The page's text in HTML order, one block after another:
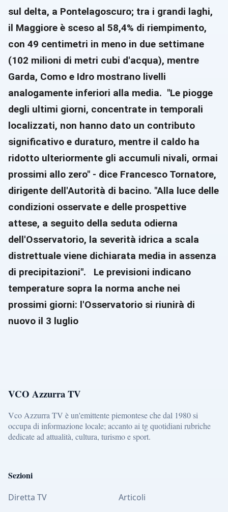
sul delta, a Pontelagoscuro; tra i grandi laghi,
il Maggiore è sceso al 58,4% di riempimento,
con 49 centimetri in meno in due settimane
(102 milioni di metri cubi d'acqua), mentre
Garda, Como e Idro mostrano livelli
analogamente inferiori alla media. "Le piogge
degli ultimi giorni, concentrate in temporali
localizzati, non hanno dato un contributo
significativo e duraturo, mentre il caldo ha
ridotto ulteriormente gli accumuli nivali, ormai
prossimi allo zero" - dice Francesco Tornatore,
dirigente dell'Autorità di bacino. "Alla luce delle
condizioni osservate e delle prospettive
attese, a seguito della seduta odierna
dell'Osservatorio, la severità idrica a scala
distrettuale viene dichiarata media in assenza
di precipitazioni". Le previsioni indicano
temperature sopra la norma anche nei
prossimi giorni: l'Osservatorio si riunirà di
nuovo il 3 luglio
VCO Azzurra TV
Vco Azzurra TV è un'emittente piemontese che dal 1980 si
occupa di informazione locale; accanto ai tg quotidiani rubriche
dedicate ad attualità, cultura, turismo e sport.
Sezioni
Diretta TV
Articoli